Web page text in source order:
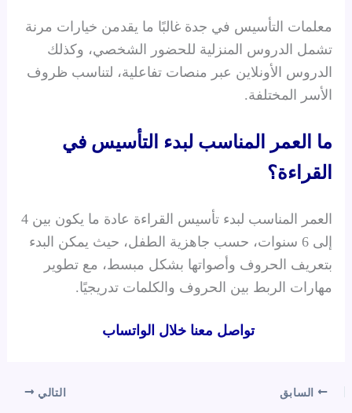
معلمات التأسيس في جدة غالبًا ما يقدمن خيارات مرنة
تشمل الدروس المنزلية للحضور الشخصي، وكذلك
الدروس الأونلاين عبر منصات تفاعلية، لتناسب ظروف
الأسر المختلفة.
ما العمر المناسب لبدء التأسيس في
القراءة؟
العمر المناسب لبدء تأسيس القراءة عادة ما يكون بين 4
إلى 6 سنوات، حسب جاهزية الطفل، حيث يمكن البدء
بتعريف الحروف وأصواتها بشكل مبسط، مع تطوير
مهارات الربط بين الحروف والكلمات تدريجيًا.
تواصل معنا خلال الواتساب
السابق التالي